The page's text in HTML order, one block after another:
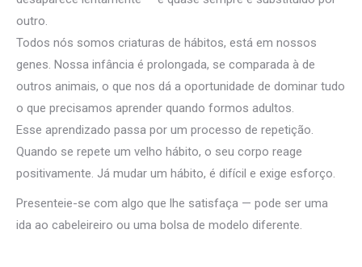
outro.
Todos nós somos criaturas de hábitos, está em nossos
genes. Nossa infância é prolongada, se comparada à de
outros animais, o que nos dá a oportunidade de dominar tudo
o que precisamos aprender quando formos adultos.
Esse aprendizado passa por um processo de repetição.
Quando se repete um velho hábito, o seu corpo reage
positivamente. Já mudar um hábito, é difícil e exige esforço.
Presenteie-se com algo que lhe satisfaça — pode ser uma
ida ao cabeleireiro ou uma bolsa de modelo diferente.